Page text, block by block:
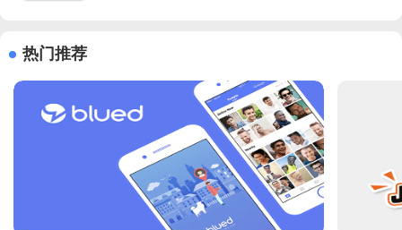
热门推荐